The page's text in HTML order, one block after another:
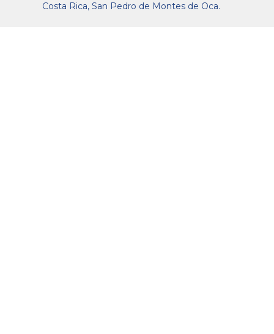
Costa Rica, San Pedro de Montes de Oca.